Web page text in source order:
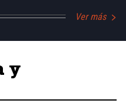
Ver más
y